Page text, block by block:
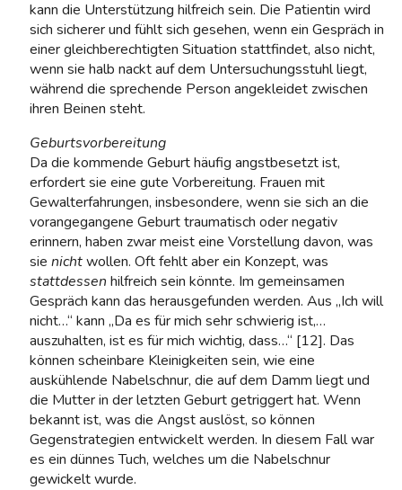
kann die Unterstützung hilfreich sein. Die Patientin wird
sich sicherer und fühlt sich gesehen, wenn ein Gespräch in
einer gleichberechtigten Situation stattfindet, also nicht,
wenn sie halb nackt auf dem Untersuchungsstuhl liegt,
während die sprechende Person angekleidet zwischen
ihren Beinen steht.
Geburtsvorbereitung
Da die kommende Geburt häufig angstbesetzt ist,
erfordert sie eine gute Vorbereitung. Frauen mit
Gewalterfahrungen, insbesondere, wenn sie sich an die
vorangegangene Geburt traumatisch oder negativ
erinnern, haben zwar meist eine Vorstellung davon, was
sie nichtwollen. Oft fehlt aber ein Konzept, was
stattdessen hilfreich sein könnte. Im gemeinsamen
Gespräch kann das herausgefunden werden. Aus „Ich will
nicht…“ kann „Da es für mich sehr schwierig ist,…
auszuhalten, ist es für mich wichtig, dass…“ [12]. Das
können scheinbare Kleinigkeiten sein, wie eine
auskühlende Nabelschnur, die auf dem Damm liegt und
die Mutter in der letzten Geburt getriggert hat. Wenn
bekannt ist, was die Angst auslöst, so können
Gegenstrategien entwickelt werden. In diesem Fall war
es ein dünnes Tuch, welches um die Nabelschnur
gewickelt wurde.